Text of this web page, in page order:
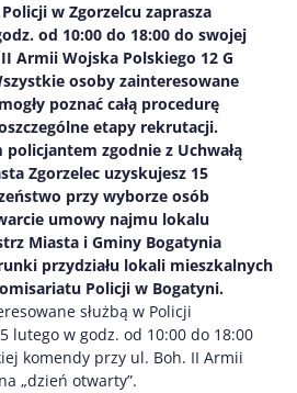
w Zgorzelcu zaprasza
od 10:00 do 18:00 do swojej
Armii Wojska Polskiego 12 G
osoby zainteresowane
poznać całą procedurę
etapy rekrutacji.
zgodnie z Uchwałą
Zgorzelec uzyskujesz 15
przy wyborze osób
umowy najmu lokalu
Miasta i Gminy Bogatynia
przydziału lokali mieszkalnych
Policji w Bogatyni.
służbą w Policji
lutego w godz. od 10:00 do 18:00
komendy przy ul. Boh. II Armii
„dzień otwarty”.